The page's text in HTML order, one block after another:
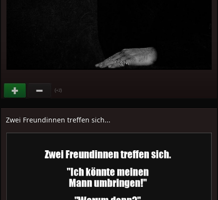
(+2)
Zwei Freundinnen treffen sich...